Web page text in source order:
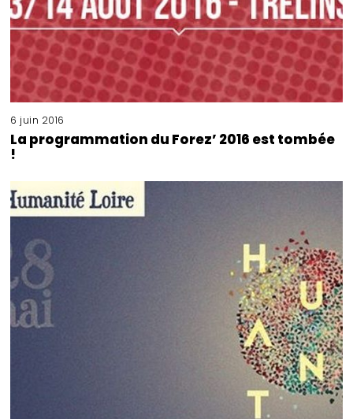
6 juin 2016
La programmation du Forez’ 2016 est tombée
!